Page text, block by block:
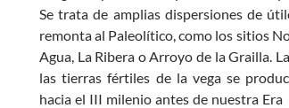
Se trata de amplias dispersiones de
remonta al Paleolítico, como los sitios
Agua, La Ribera o Arroyo de la Grailla.
las tierras fértiles de la vega se
hacia el III milenio antes de nuestra